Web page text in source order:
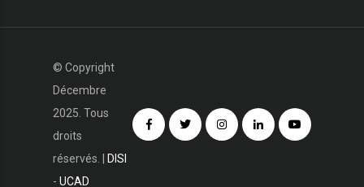
© Copyright
Décembre
2025. Tous
droits
réservés. |
DISI
- UCAD